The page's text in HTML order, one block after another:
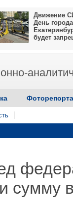
Движение
День города
будет
сумму